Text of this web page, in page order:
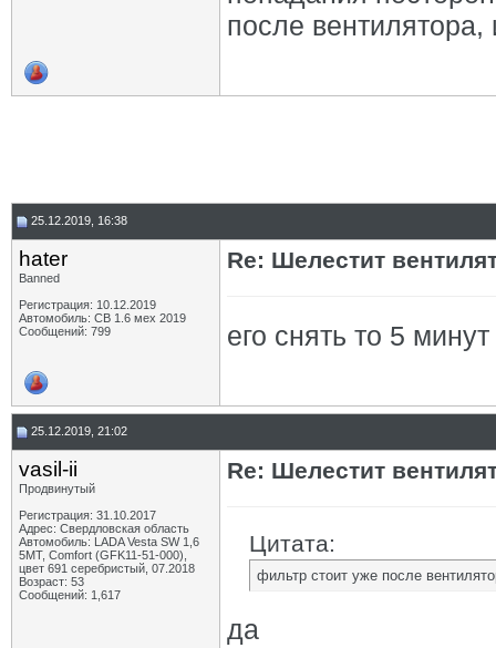
после вентилятора,
25.12.2019, 16:38
hater
Banned
Регистрация: 10.12.2019
Автомобиль: СВ 1.6 мех 2019
Сообщений: 799
Re: Шелестит
его снять то 5
25.12.2019, 21:02
vasil-ii
Продвинутый
Регистрация: 31.10.2017
Адрес: Свердловская область
Автомобиль: LADA Vesta SW 1,6
5МТ, Comfort (GFK11-51-000),
цвет 691 серебристый, 07.2018
Возраст: 53
Сообщений: 1,617
Re: Шелестит
Цитата:
фильтр стоит уже после
да